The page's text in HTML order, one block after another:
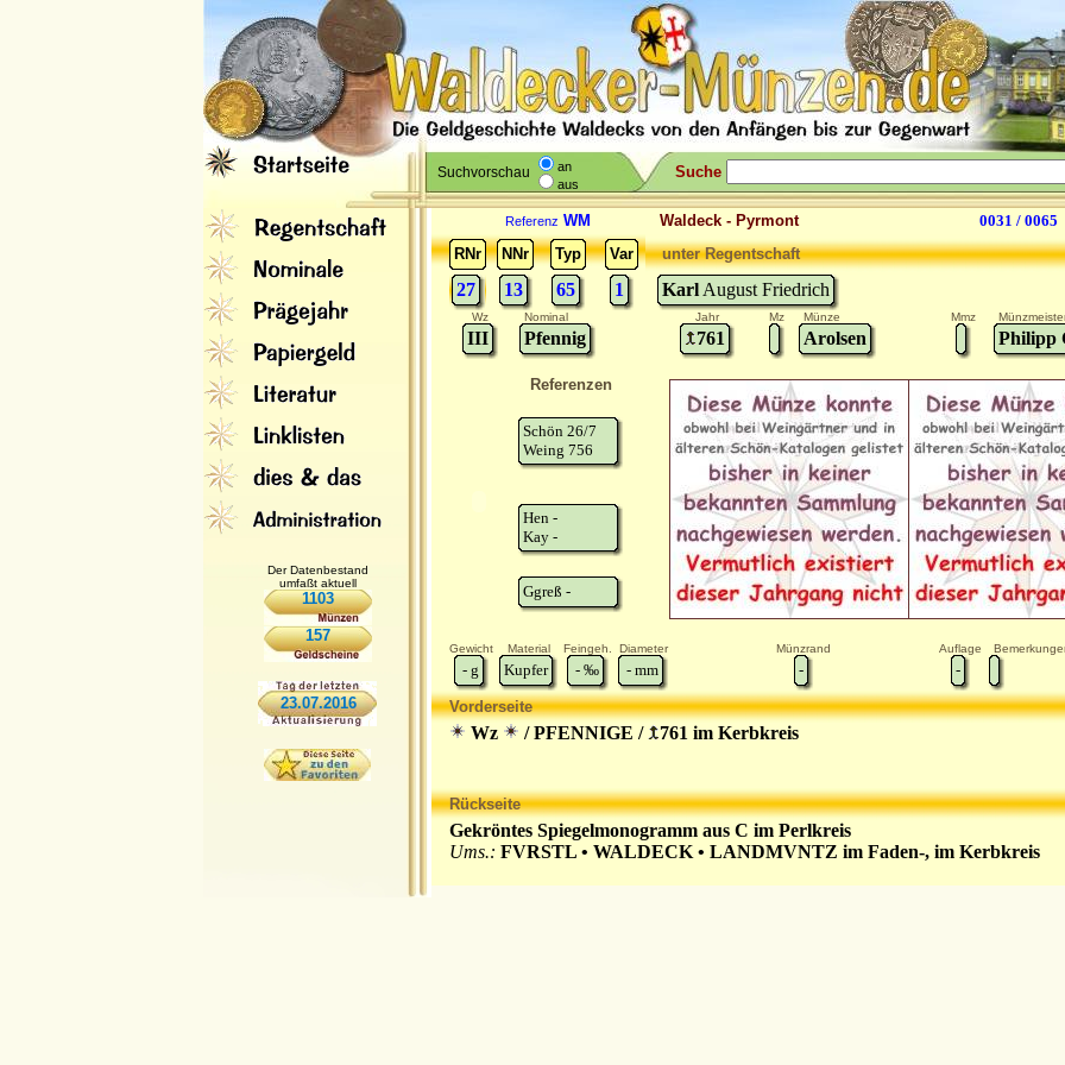
Suchvorschau
an
aus
Suche
Der Datenbestand
umfaßt aktuell
1103
157
23.07.2016
Referenz WM Waldeck - Pyrmont
0031 / 0065
RNr
NNr Typ Var
27 13 65 1
unter Regentschaft
Karl August Friedrich
Wz Nominal Jahr Mz Münze Mmz
III Pfennig 761 Arolsen Philipp
Referenzen
Schön 26/7
Weing 756
Hen -
Kay -
Ggreß -
Gewicht Material Feingeh. Diameter Münzrand Auflage
- g Kupfer - ‰ - mm - -
Vorderseite
Wz / PFENNIGE / 761 im Kerbkreis
Rückseite
Gekröntes Spiegelmonogramm aus C im Perlkreis
Ums.: FVRSTL • WALDECK • LANDMVNTZ im Faden-, im Kerbkreis